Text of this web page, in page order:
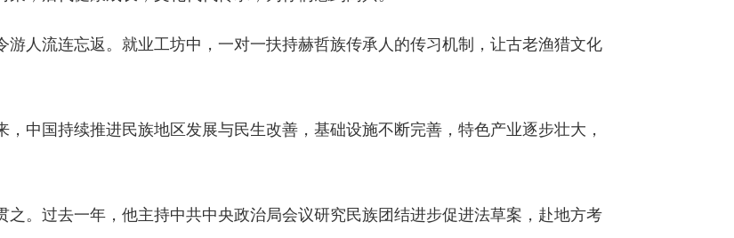
人流连忘返。就业工坊中，一对一扶持赫哲族传承人的传习机制，让古老渔猎文化
中国持续推进民族地区发展与民生改善，基础设施不断完善，特色产业逐步壮大，
。过去一年，他主持中共中央政治局会议研究民族团结进步促进法草案，赴地方考